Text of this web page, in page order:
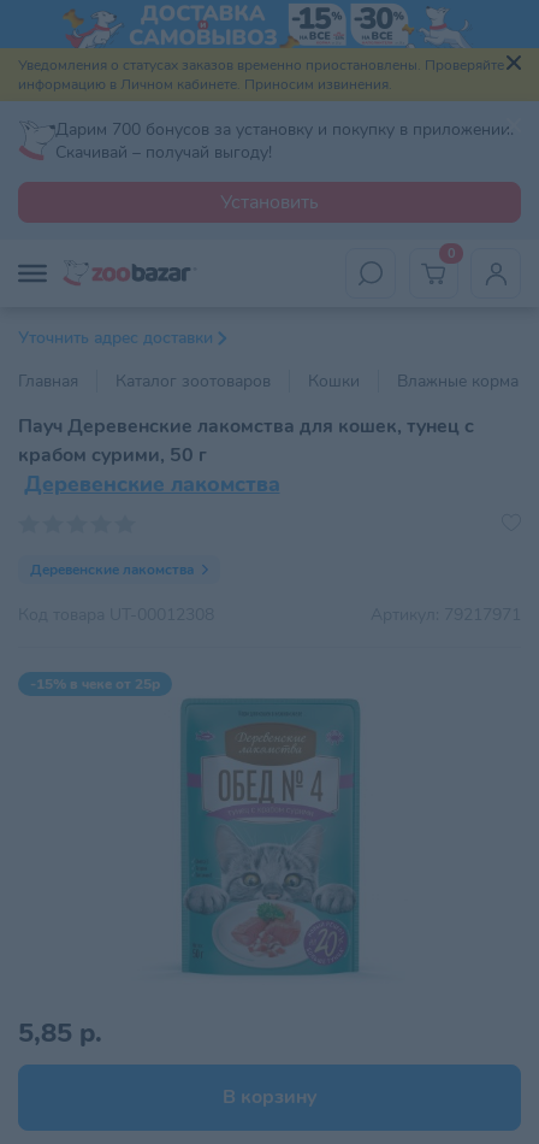
Уведомления о статусах заказов временно приостановлены. Проверяйте
информацию в Личном кабинете. Приносим извинения.
Дарим 700 бонусов за установку и покупку в приложении.
Скачивай – получай выгоду!
Установить
0
Уточнить адрес доставки
Главная
Каталог зоотоваров Кошки Влажные корма
Пауч Деревенские лакомства для кошек, тунец с
крабом сурими, 50 г
Деревенские лакомства
Деревенские лакомства
-15% в чеке от 25р
5,85 р.
В корзину